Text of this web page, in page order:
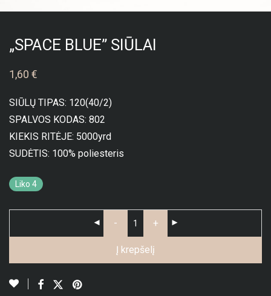
„SPACE BLUE” SIŪLAI
1,60 €
SIŪLŲ TIPAS: 120(40/2)
SPALVOS KODAS: 802
KIEKIS RITĖJE: 5000yrd
SUDĖTIS: 100% poliesteris
Liko 4
- +
Į krepšelį